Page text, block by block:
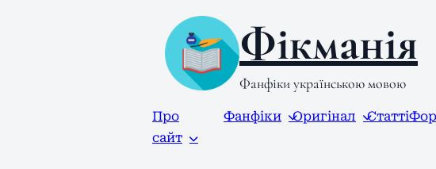
Фікманія
Фанфіки українською мовою
Про
сайт
Фанфіки Оригінал Статті